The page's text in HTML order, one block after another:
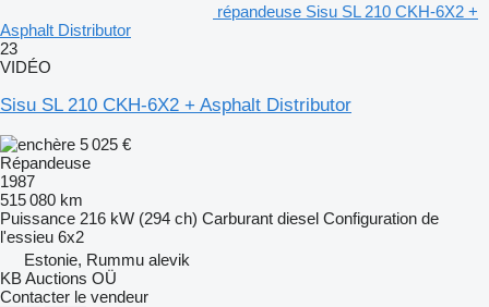
répandeuse Sisu SL 210 CKH-6X2 +
Asphalt Distributor
23
VIDÉO
Sisu SL 210 CKH-6X2 + Asphalt Distributor
5 025 €
Répandeuse
1987
515 080 km
Puissance 216 kW (294 ch) Carburant diesel Configuration de
l'essieu 6x2
Estonie, Rummu alevik
KB Auctions OÜ
Contacter le vendeur